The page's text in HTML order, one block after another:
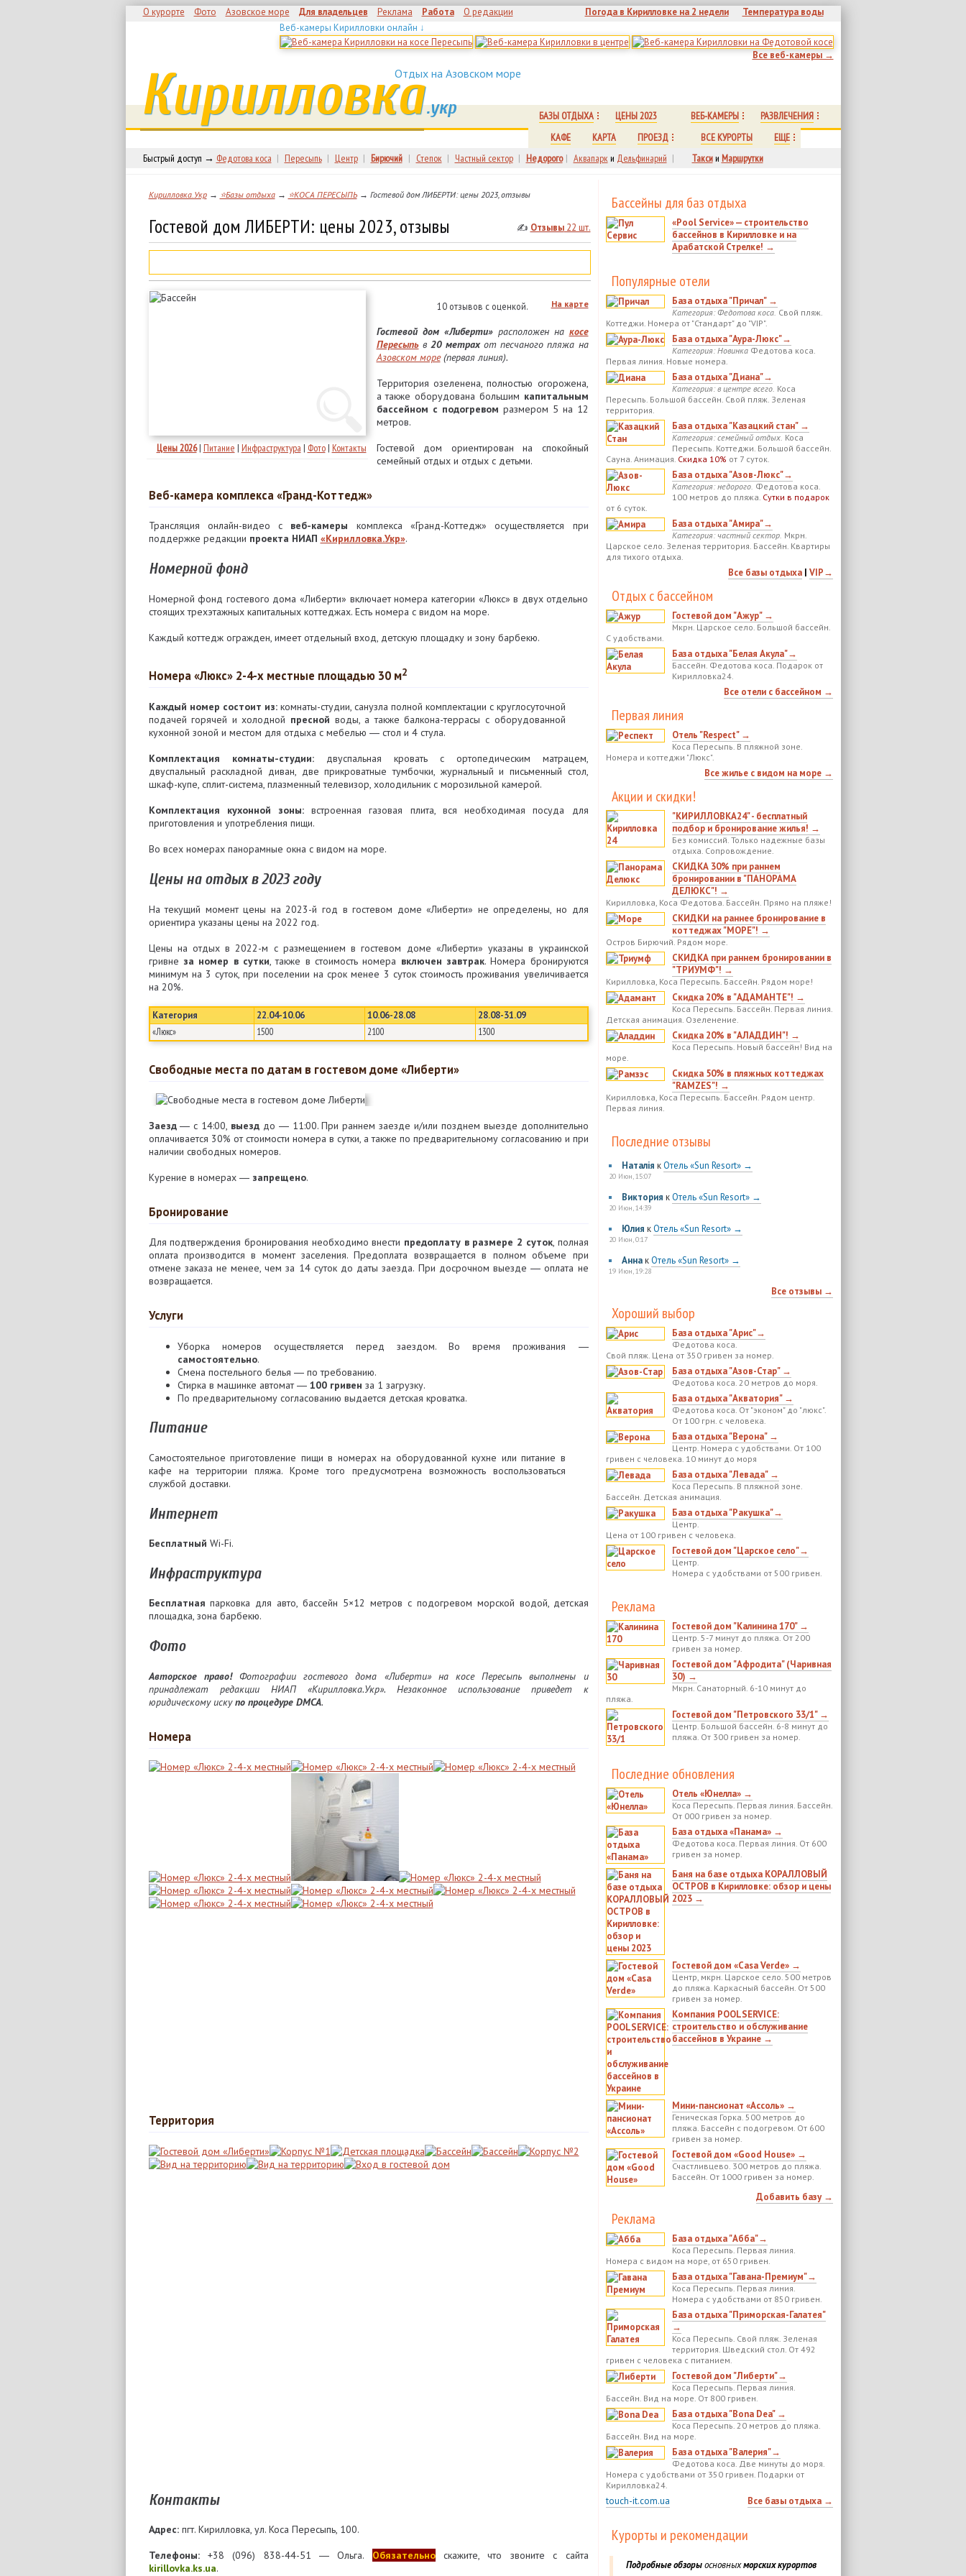
О курорте Фото Азовское море Для владельцев Реклама Работа О редакции Погода в Кирилловке на 2 недели
Температура воды
Веб-камеры Кирилловки онлайн ↓
Все веб-камеры →
Отдых на Азовском море
Кирилловка.укр БАЗЫ ОТДЫХА ЦЕНЫ 2023 ВЕБ-КАМЕРЫ
РАЗВЛЕЧЕНИЯ
КАФЕ
КАРТА ПРОЕЗД ВСЕ КУРОРТЫ
ЕЩЕ
Быстрый доступ → Федотова коса | Пересыпь | Центр | Бирючий | Степок | Частный сектор | Недорого | Аквапарки Дельфинарий | Таксии Маршрутки
Кирилловка.Укр→ ⭐Базы отдыха→ ⭐КОСА ПЕРЕСЫПЬ→ Гостевой дом ЛИБЕРТИ: цены 2023, отзывы
✍ Отзывы22 шт.
Гостевой дом ЛИБЕРТИ: цены 2023, отзывы
Цены 2026| Питание | Инфраструктура | Фото| Контакты
На карте
10 отзывов с оценкой.
Гостевой дом «Либерти»расположен на косе
Пересыпьв 20 метрахот песчаного пляжа на
Азовском море(первая линия).
Территория озеленена, полностью огорожена,
а также оборудована большим капитальным
бассейном с подогревом размером 5 на 12
метров.
Гостевой дом ориентирован на спокойный
семейный отдых и отдых с детьми.
Веб-камера комплекса «Гранд-Коттедж»
Трансляция онлайн-видео с веб-камеры комплекса «Гранд-Коттедж» осуществляется при
поддержке редакции проекта НИАП «Кирилловка.Укр».
Номерной фонд
Номерной фонд гостевого дома «Либерти» включает номера категории «Люкс» в двух отдельно
стоящих трехэтажных капитальных коттеджах. Есть номера с видом на море.
Каждый коттедж огражден, имеет отдельный вход, детскую площадку и зону барбекю.
Номера «Люкс» 2-4-х местные площадью 30 м2
Каждый номер состоит из:комнаты-студии, санузла полной комплектации с круглосуточной
подачей горячей и холодной пресной воды, а также балкона-террасы с оборудованной
кухонной зоной и местом для отдыха с мебелью ― стол и 4 стула.
Комплектация комнаты-студии:двуспальная кровать с ортопедическим матрацем,
двуспальный раскладной диван, две прикроватные тумбочки, журнальный и письменный стол,
шкаф-купе, сплит-система, плазменный телевизор, холодильник с морозильной камерой.
Комплектация кухонной зоны:встроенная газовая плита, вся необходимая посуда для
приготовления и употребления пищи.
Во всех номерах панорамные окна с видом на море.
Цены на отдых в 2023 году
На текущий момент цены на 2023-й год в гостевом доме «Либерти» не определены, но для
ориентира указаны цены на 2022 год.
Цены на отдых в 2022-м с размещением в гостевом доме «Либерти» указаны в украинской
гривне за номер в сутки, также в стоимость номера включен завтрак. Номера бронируются
минимум на 3 суток, при поселении на срок менее 3 суток стоимость проживания увеличивается
на 20%.
Категория 22.04-10.06 10.06-28.08
28.08-31.09
«Люкс»
1500 2100 1300
Свободные места по датам в гостевом доме «Либерти»
Заезд― с 14:00, выезддо ― 11:00. При раннем заезде и/или позднем выезде дополнительно
оплачивается 30% от стоимости номера в сутки, а также по предварительному согласованию и при
наличии свободных номеров.
Курение в номерах ― запрещено.
Бронирование
Для подтверждения бронирования необходимо внести предоплату в размере 2 суток, полная
оплата производится в момент заселения. Предоплата возвращается в полном объеме при
отмене заказа не менее, чем за 14 суток до даты заезда. При досрочном выезде ― оплата не
возвращается.
Услуги
Уборка номеров осуществляется перед заездом. Во время проживания ―
самостоятельно.
Смена постельного белья ― по требованию.
Стирка в машинке автомат ― 100 гривен за 1 загрузку.
По предварительному согласованию выдается детская кроватка.
Питание
Самостоятельное приготовление пищи в номерах на оборудованной кухне или питание в
кафе на территории пляжа. Кроме того предусмотрена возможность воспользоваться
службой доставки.
Интернет
Бесплатный Wi-Fi.
Инфраструктура
Бесплатная парковка для авто, бассейн 5×12 метров с подогревом морской водой, детская
площадка, зона барбекю.
Фото
Авторское право!Фотографии гостевого дома «Либерти» на косе Пересыпь выполнены и
принадлежат редакции НИАП «Кирилловка.Укр». Незаконное использование приведет к
юридическому искупо процедуре DMCA.
Номера
Территория
Контакты
Адрес:пгт. Кирилловка, ул. Коса Пересыпь, 100.
Телефоны:+38 (096) 838-44-51 ― Ольга. Обязательноскажите, что звоните с сайта
kirillovka.ks.ua.
Бассейны для баз отдыха
«Pool Service» — строительство
бассейнов в Кирилловке и на
Арабатской Стрелке! →
Популярные отели
База отдыха "Причал" →
Категория: Федотова коса. Свой пляж.
Коттеджи. Номера от "Стандарт" до "VIP".
База отдыха "Аура-Люкс"→
Категория: НовинкаФедотова коса.
Первая линия. Новые номера.
База отдыха "Диана"→
Категория: в центре всего. Коса
Пересыпь. Большой бассейн. Свой пляж. Зеленая
территория.
База отдыха "Казацкий стан" →
Категория: семейный отдых. Коса
Пересыпь. Коттеджи. Большой бассейн.
Сауна. Анимация. Скидка 10% от 7 суток.
База отдыха "Азов-Люкс"→
Категория: недорого. Федотова коса.
100 метров до пляжа. Сутки в подарок
от 6 суток.
База отдыха "Амира"→
Категория: частный сектор. Мкрн.
Царское село. Зеленая территория. Бассейн. Квартиры
для тихого отдыха.
Все базы отдыха| VIP→
Отдых с бассейном
Гостевой дом "Ажур" →
Мкрн. Царское село. Большой бассейн.
С удобствами.
База отдыха "Белая Акула"→
Бассейн. Федотова коса. Подарок от
Кирилловка24.
Все отели с бассейном →
Первая линия
Отель "Respect" →
Коса Пересыпь. В пляжной зоне.
Номера и коттеджи "Люкс".
Все жилье с видом на море →
Акции и скидки!
"КИРИЛЛОВКА24" - бесплатный
подбор и бронирование жилья! →
Без комиссий. Только надежные базы
отдыха. Сопровождение.
СКИДКА 30% при раннем
бронировании в "ПАНОРАМА
ДЕЛЮКС"! →
Кирилловка, Коса Федотова. Бассейн. Прямо на пляже!
СКИДКИ на раннее бронирование в
коттеджах "МОРЕ"! →
Остров Бирючий. Рядом море.
СКИДКА при раннем бронировании в
"ТРИУМФ"! →
Кирилловка, Коса Пересыпь. Бассейн. Рядом море!
Скидка 20% в "АДАМАНТЕ"! →
Коса Пересыпь. Бассейн. Первая линия.
Детская анимация. Озеленение.
Скидка 20% в "АЛАДДИН"! →
Коса Пересыпь. Новый бассейн! Вид на
море.
Скидка 50% в пляжных коттеджах
"RAMZES"! →
Кирилловка, Коса Пересыпь. Бассейн. Рядом центр.
Первая линия.
Последние отзывы
Наталія кОтель «Sun Resort» →
20 Июн, 15:07
Виктория кОтель «Sun Resort» →
20 Июн, 14:39
Юлия кОтель «Sun Resort» →
20 Июн, 0:17
АннакОтель «Sun Resort» →
19 Июн, 19:28
Все отзывы →
Хороший выбор
База отдыха "Арис"→
Федотова коса.
Свой пляж. Цена от 350 гривен за номер.
База отдыха "Азов-Стар" →
Федотова коса. 20 метров до моря.
База отдыха "Акватория" →
Федотова коса. От "эконом" до "люкс".
От 100 грн. с человека.
База отдыха "Верона" →
Центр. Номера с удобствами. От 100
гривен с человека. 10 минут до моря
База отдыха "Левада" →
Коса Пересыпь. В пляжной зоне.
Бассейн. Детская анимация.
База отдыха "Ракушка"→
Центр.
Цена от 100 гривен с человека.
Гостевой дом "Царское село"→
Центр.
Номера с удобствами от 500 гривен.
Реклама
Гостевой дом "Калинина 170" →
Центр. 5-7 минут до пляжа. От 200
гривен за номер.
Гостевой дом "Афродита" (Чаривная
30) →
Мкрн. Санаторный. 6-10 минут до
пляжа.
Гостевой дом "Петровского 33/1" →
Центр. Большой бассейн. 6-8 минут до
пляжа. От 300 гривен за номер.
Последние обновления
Отель «Юнелла» →
Коса Пересыпь. Первая линия. Бассейн.
От 000 гривен за номер.
База отдыха «Панама» →
Федотова коса. Первая линия. От 600
гривен за номер.
Баня на базе отдыха КОРАЛЛОВЫЙ
ОСТРОВ в Кирилловке: обзор и цены
2023 →
Гостевой дом «Casa Verde» →
Центр, мкрн. Царское село. 500 метров
до пляжа. Каркасный бассейн. От 500
гривен за номер.
Компания POOLSERVICE:
строительство и обслуживание
бассейнов в Украине →
Мини-пансионат «Ассоль» →
Геническая Горка. 500 метров до
пляжа. Бассейн с подогревом. От 600
гривен за номер.
Гостевой дом «Good House» →
Счастливцево. 300 метров до пляжа.
Бассейн. От 1000 гривен за номер.
Добавить базу →
Реклама
База отдыха "Абба"→
Коса Пересыпь. Первая линия.
Номера с видом на море, от 650 гривен.
База отдыха "Гавана-Премиум"→
Коса Пересыпь. Первая линия.
Номера с удобствами от 850 гривен.
База отдыха "Приморская-Галатея"
→
Коса Пересыпь. Свой пляж. Зеленая
территория. Шведский стол. От 492
гривен с человека с питанием.
Гостевой дом "Либерти"→
Коса Пересыпь. Первая линия.
Бассейн. Вид на море. От 800 гривен.
База отдыха "Bona Dea" →
Коса Пересыпь. 20 метров до пляжа.
Бассейн. Вид на море.
База отдыха "Валерия"→
Федотова коса. Две минуты до моря.
Номера с удобствами от 350 гривен. Подарки от
Кирилловка24.
Все базы отдыха →
touch-it.com.ua
Курорты и рекомендации
Подробные обзорыосновныхморских курортов